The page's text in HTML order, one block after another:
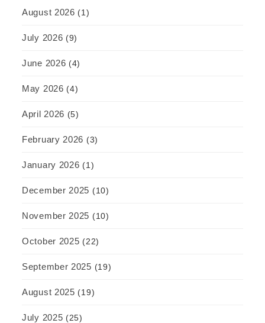
August 2026 (1)
July 2026 (9)
June 2026 (4)
May 2026 (4)
April 2026 (5)
February 2026 (3)
January 2026 (1)
December 2025 (10)
November 2025 (10)
October 2025 (22)
September 2025 (19)
August 2025 (19)
July 2025 (25)